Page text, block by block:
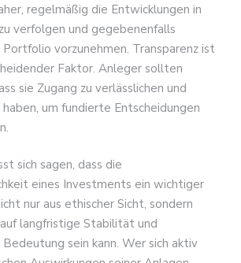
regelmäßig die Entwicklungen in
verfolgen und gegebenenfalls
Portfolio vorzunehmen. Transparenz ist
Faktor. Anleger sollten
sie Zugang zu verlässlichen und
um fundierte Entscheidungen
sich sagen, dass die
eines Investments ein wichtiger
nur aus ethischer Sicht, sondern
langfristige Stabilität und
sein kann. Wer sich aktiv